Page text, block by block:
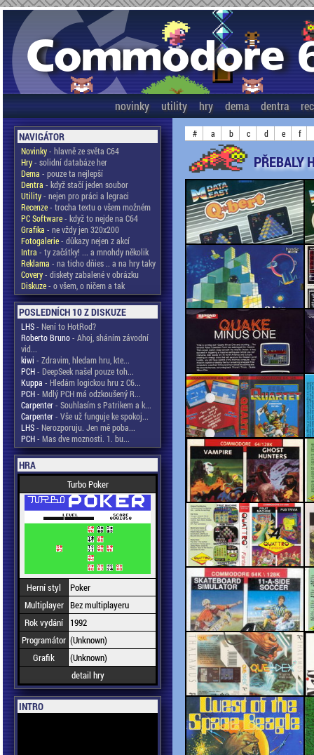
novinky utility hry dema dentra
NAVIGÁTOR
Novinky- hlavně ze světa C64
Hry- solidní databáze her
Dema - pouze ta nejlepší
Dentra - když stačí jeden soubor
Utility- nejen pro práci a legraci
Recenze- trocha textu o všem možném
PC Software- když to nejde na C64
Grafika - ne vždy jen 320x200
Fotogalerie- důkazy nejen z akcí
Intra - ty začátky! ... a mnohdy několik
Reklama - na ticho dňies .. a na hry taky
Covery- diskety zabalené v obrázku
Diskuze- o všem, o ničem a tak
POSLEDNÍCH 10 Z DISKUZE
LHS- Není to HotRod?
Roberto Bruno- Ahoj, sháním závodní
vid...
kiwi - Zdravim, hledam hru, kte...
PCH- DeepSeek našel pouze toh...
Kuppa - Hledám logickou hru z C6...
PCH- Mdlý PCH má odzkoušený R...
Carpenter- Souhlasím s Patrikem a k...
Carpenter- Vše už funguje ke spokoj...
LHS- Nerozporuju. Jen mě poba...
PCH- Mas dve moznosti. 1. bu...
HRA
Turbo Poker
Herní styl
Poker
Multiplayer Bez multiplayeru
Rok vydání
1992
Programátor (Unknown)
Grafik
(Unknown)
detail hry
INTRO
# a b c d e f
PŘEBALY